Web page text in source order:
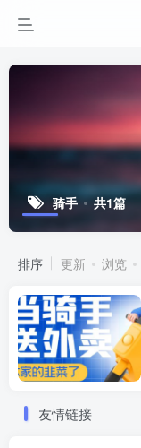
骑手 共1篇
排序 更新 浏览
友情链接